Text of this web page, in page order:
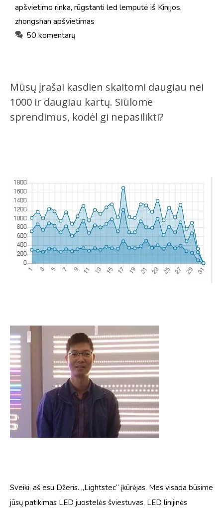
apšvietimo rinka, rūgstanti led lemputė iš Kinijos,
zhongshan apšvietimas
50 komentarų
Mūsų įrašai kasdien skaitomi daugiau nei
1000 ir daugiau kartų. Siūlome
sprendimus, kodėl gi nepasilikti?
Sveiki, aš esu Džeris. „Lightstec“ įkūrėjas. Mes visada būsime
jūsų patikimas LED juostelės šviestuvas, LED linijinės